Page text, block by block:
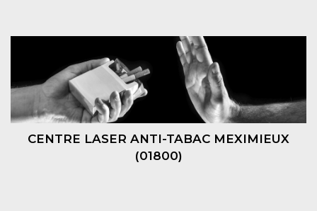
CENTRE LASER ANTI-TABAC MEXIMIEUX
(01800)